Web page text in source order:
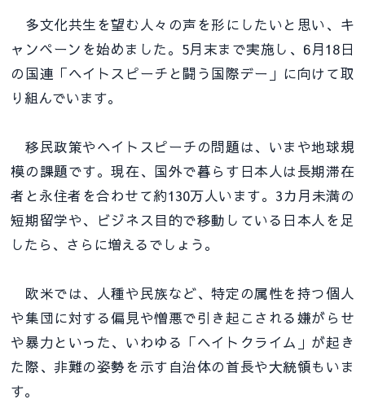
多文化共生を望む人々の声を形にしたいと思い、キ
ャンペーンを始めました。5月末まで実施し、6月18日
の国連「ヘイトスピーチと闘う国際デー」に向けて取
り組んでいます。
移民政策やヘイトスピーチの問題は、いまや地球規
模の課題です。現在、国外で暮らす日本人は長期滞在
者と永住者を合わせて約130万人います。3カ月未満の
短期留学や、ビジネス目的で移動している日本人を足
したら、さらに増えるでしょう。
欧米では、人種や民族など、特定の属性を持つ個人
や集団に対する偏見や憎悪で引き起こされる嫌がらせ
や暴力といった、いわゆる「ヘイトクライム」が起き
た際、非難の姿勢を示す自治体の首長や大統領もいま
す。